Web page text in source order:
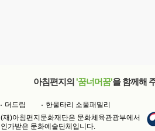
아침편지의 '꿈너머꿈'을 함께해
더드림
한울타리 소울패밀리
(재)아침편지문화재단은 문화체육관광부에서
인가받은 문화예술단체입니다.